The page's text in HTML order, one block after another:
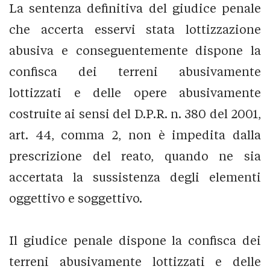
La sentenza definitiva del giudice penale
che accerta esservi stata lottizzazione
abusiva e conseguentemente dispone la
confisca dei terreni abusivamente
lottizzati e delle opere abusivamente
costruite ai sensi del D.P.R. n. 380 del 2001,
art. 44, comma 2, non è impedita dalla
prescrizione del reato, quando ne sia
accertata la sussistenza degli elementi
oggettivo e soggettivo.
Il giudice penale dispone la confisca dei
terreni abusivamente lottizzati e delle